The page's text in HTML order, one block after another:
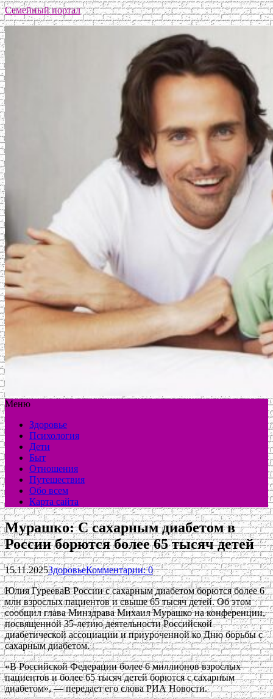
Семейный портал
Меню
Здоровье
Психология
Дети
Быт
Отношения
Путешествия
Обо всем
Карта сайта
Мурашко: С сахарным диабетом в
России борются более 65 тысяч детей
15.11.2025ЗдоровьеКомментарии: 0
Юлия ГурееваВ России с сахарным диабетом борются более 6
млн взрослых пациентов и свыше 65 тысяч детей. Об этом
сообщил глава Минздрава Михаил Мурашко на конференции,
посвященной 35-летию деятельности Российской
диабетической ассоциации и приуроченной ко Дню борьбы с
сахарным диабетом.
«В Российской Федерации более 6 миллионов взрослых
пациентов и более 65 тысяч детей борются с сахарным
диабетом», — передает его слова РИА Новости.